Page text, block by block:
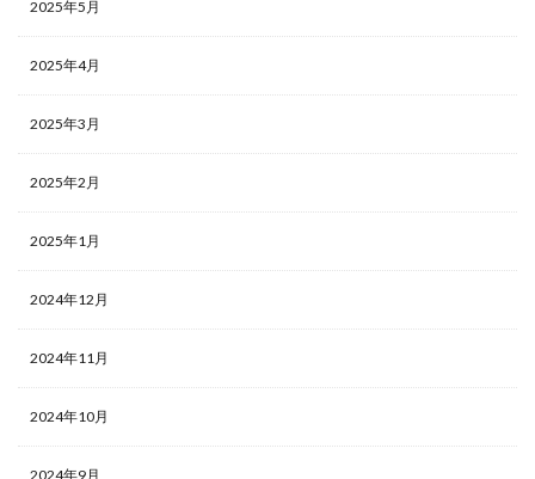
2025年5月
2025年4月
2025年3月
2025年2月
2025年1月
2024年12月
2024年11月
2024年10月
2024年9月